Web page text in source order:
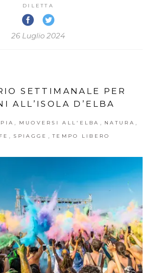
DILETTA
26 Luglio 2024
SETTIMANALE PER
ALL’ISOLA D’ELBA
MUOVERSI ALL'ELBA NATURA
SPIAGGE TEMPO LIBERO